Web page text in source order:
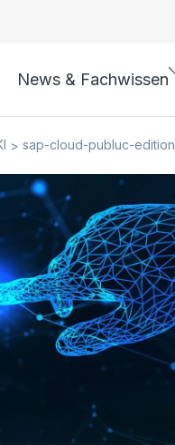
News & Fachwissen
> sap-cloud-publuc-edition